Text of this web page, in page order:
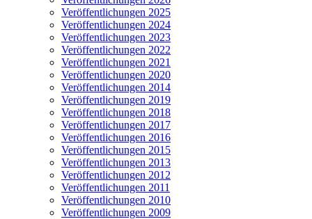
Veröffentlichungen 2025
Veröffentlichungen 2024
Veröffentlichungen 2023
Veröffentlichungen 2022
Veröffentlichungen 2021
Veröffentlichungen 2020
Veröffentlichungen 2014
Veröffentlichungen 2019
Veröffentlichungen 2018
Veröffentlichungen 2017
Veröffentlichungen 2016
Veröffentlichungen 2015
Veröffentlichungen 2013
Veröffentlichungen 2012
Veröffentlichungen 2011
Veröffentlichungen 2010
Veröffentlichungen 2009